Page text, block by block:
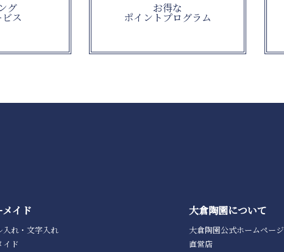
グ
ス
お得な
ポイントプログラム
イド
入れ・文字入れ
イド
大倉陶園について
大倉陶園公式ホームページ
直営店